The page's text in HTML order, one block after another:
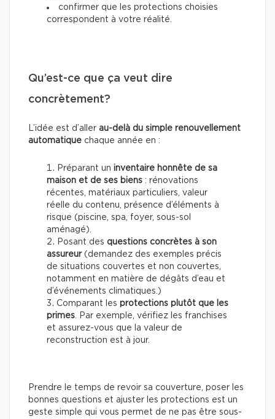
confirmer que les protections choisies
correspondent à votre réalité.
Qu’est-ce que ça veut dire
concrètement?
L’idée est d’aller au-delà du simple renouvellement
automatique chaque année en :
Préparant un inventaire honnête de sa
maison et de ses biens : rénovations
récentes, matériaux particuliers, valeur
réelle du contenu, présence d’éléments à
risque (piscine, spa, foyer, sous-sol
aménagé).
Posant des questions concrètes à son
assureur(demandez des exemples précis
de situations couvertes et non couvertes,
notamment en matière de dégâts d’eau et
d’événements climatiques.)
Comparant
les protections plutôt que les
primes. Par exemple, vérifiez les franchises
et assurez-vous que la valeur de
reconstruction est à jour.
Prendre le temps de revoir sa couverture, poser les
bonnes questions et ajuster les protections est un
geste simple qui vous permet de ne pas être sous-